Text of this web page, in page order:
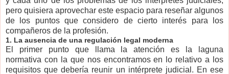
pero quisiera aprovechar este espacio para reseñar algunos
de los puntos que considero de cierto interés para los
compañeros de la profesión.
1. La ausencia de una regulación legal moderna
El primer punto que llama la atención es la laguna
normativa con la que nos encontramos en lo relativo a los
requisitos que debería reunir un intérprete judicial. En ese